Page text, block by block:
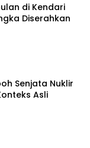
di Kendari
Diserahkan
Senjata Nuklir
Asli